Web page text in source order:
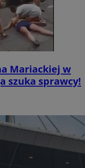
Mariackiej w
szuka sprawcy!